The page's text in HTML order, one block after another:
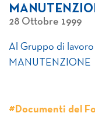
28 Ottobre 1999
Al Gruppo di
MANUTENZIONE
#Documenti del